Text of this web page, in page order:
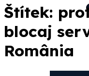
Štítek:
blocaj
România